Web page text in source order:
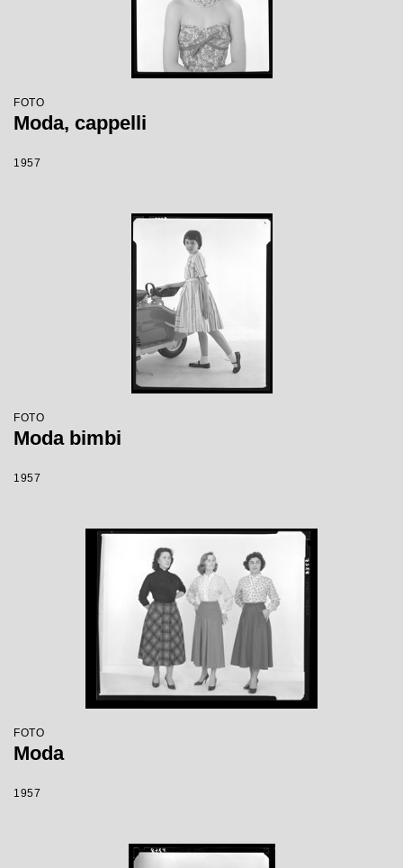
FOTO
Moda, cappelli
1957
FOTO
Moda bimbi
1957
FOTO
Moda
1957